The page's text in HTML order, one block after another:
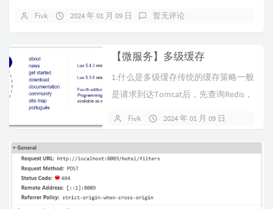
Fivk 2024 年 01 月 09 日 暂无评论
【微服务】多级缓存
1.什么是多级缓存传统的缓存策略一般
是请求到达Tomcat后，先查询Redis，
Fivk 2024 年 01 月 09 日